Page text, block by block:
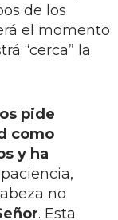
de los
el momento
“cerca” la
pide
como
y ha
paciencia,
no
. Esta